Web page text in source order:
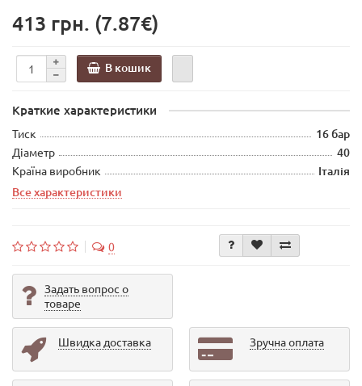
413 грн. (7.87€)
В кошик
Краткие характеристики
Тиск 16 бар
Діаметр 40
Країна виробник
Італія
Все характеристики
0
Задать вопрос о
товаре
Швидка доставка Зручна оплата